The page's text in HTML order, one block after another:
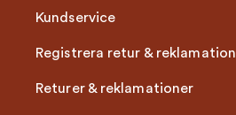
Kundservice
Registrera retur & reklamation
Returer & reklamationer